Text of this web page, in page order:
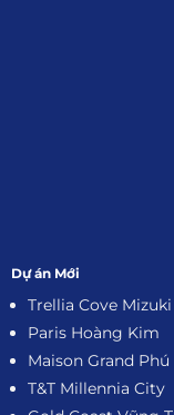
Dự án Mới
Trellia Cove
Paris Hoàng Kim
Maison Grand Phú
T&T Millennia City